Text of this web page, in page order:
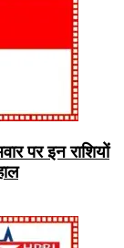
पर इन राशियों